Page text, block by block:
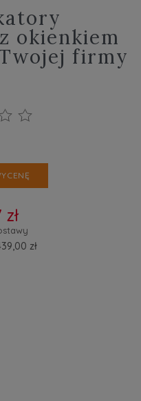
okienkiem
firmy
zł